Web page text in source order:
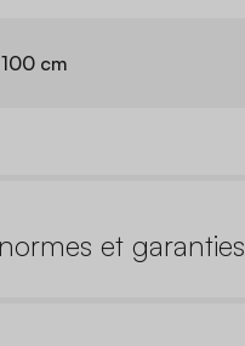
100 cm
et garanties